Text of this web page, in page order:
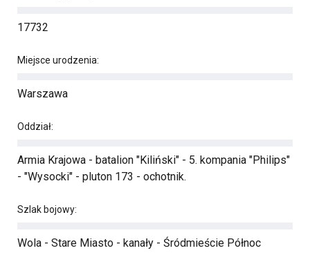
17732
Miejsce urodzenia:
Warszawa
Oddział:
Armia Krajowa - batalion "Kiliński" - 5. kompania "Philips"
- "Wysocki" - pluton 173 - ochotnik.
Szlak bojowy:
Wola - Stare Miasto - kanały - Śródmieście Północ